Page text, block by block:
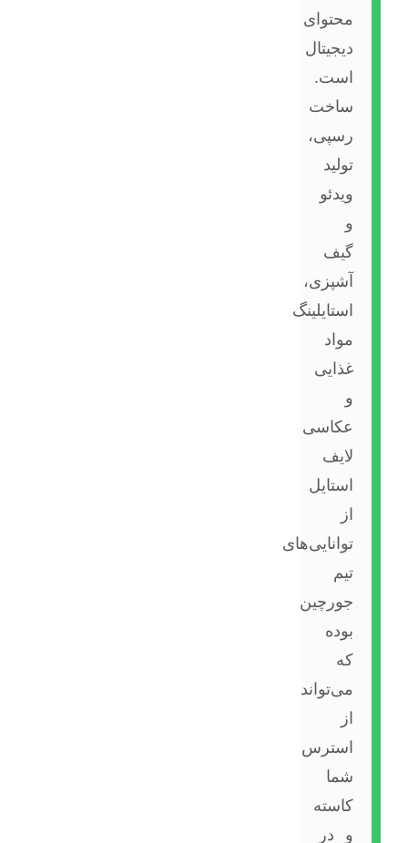
محتوای
دیجیتال
است.
ساخت
رسپی،
تولید
ویدئو
گیف
آشپزی،
استایلینگ
مواد
غذایی
عکاسی
لایف
استایل
توانایی‌های
جورچین
بوده
می‌تواند
استرس
شما
کاسته
و در